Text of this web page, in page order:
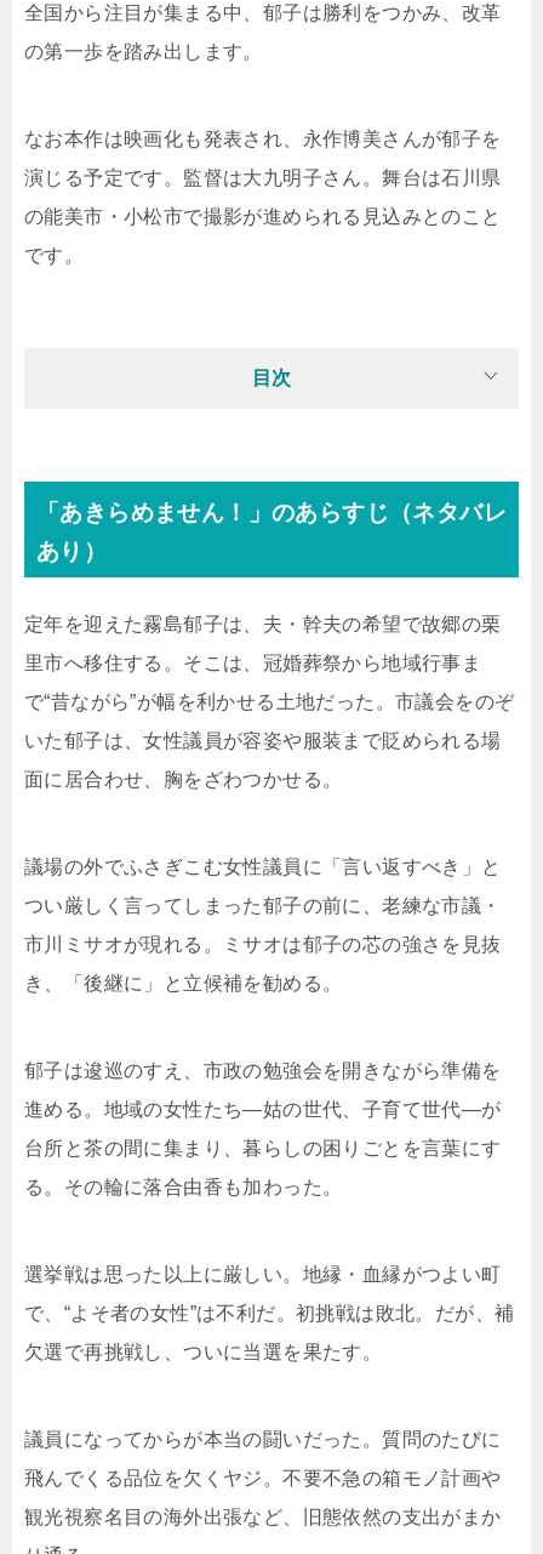
全国から注目が集まる中、郁子は勝利をつかみ、改革
の第一歩を踏み出します。
なお本作は映画化も発表され、永作博美さんが郁子を
演じる予定です。監督は大九明子さん。舞台は石川県
の能美市・小松市で撮影が進められる見込みとのこと
です。
目次
「あきらめません！」のあらすじ（ネタバレ
あり）
定年を迎えた霧島郁子は、夫・幹夫の希望で故郷の栗
里市へ移住する。そこは、冠婚葬祭から地域行事ま
で“昔ながら”が幅を利かせる土地だった。市議会をのぞ
いた郁子は、女性議員が容姿や服装まで貶められる場
面に居合わせ、胸をざわつかせる。
議場の外でふさぎこむ女性議員に「言い返すべき」と
つい厳しく言ってしまった郁子の前に、老練な市議・
市川ミサオが現れる。ミサオは郁子の芯の強さを見抜
き、「後継に」と立候補を勧める。
郁子は逡巡のすえ、市政の勉強会を開きながら準備を
進める。地域の女性たち—姑の世代、子育て世代—が
台所と茶の間に集まり、暮らしの困りごとを言葉にす
る。その輪に落合由香も加わった。
選挙戦は思った以上に厳しい。地縁・血縁がつよい町
で、“よそ者の女性”は不利だ。初挑戦は敗北。だが、補
欠選で再挑戦し、ついに当選を果たす。
議員になってからが本当の闘いだった。質問のたびに
飛んでくる品位を欠くヤジ。不要不急の箱モノ計画や
観光視察名目の海外出張など、旧態依然の支出がまか